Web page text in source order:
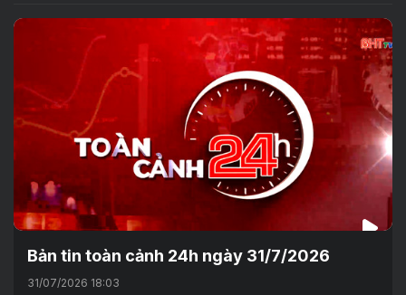
Bản tin toàn cảnh 24h ngày 31/7/2026
31/07/2026 18:03